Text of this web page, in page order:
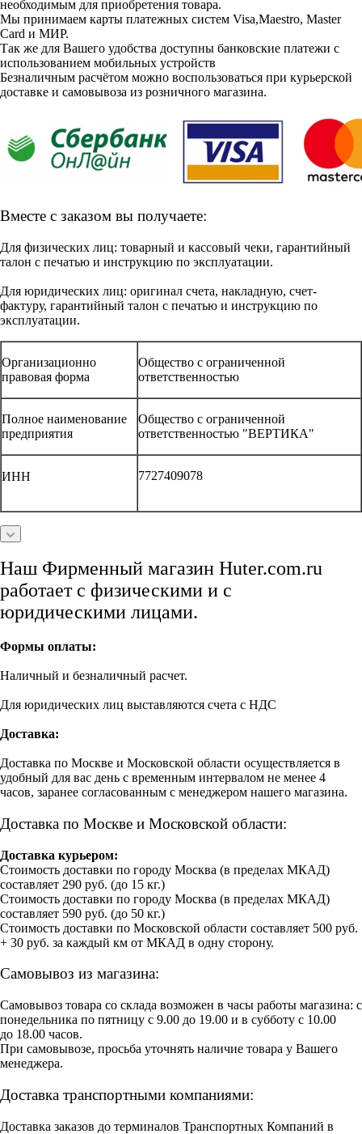
необходимым для приобретения товара.
Мы принимаем карты платежных систем Visa,Maestro, Master
Card и МИР.
Так же для Вашего удобства доступны банковские платежи с
использованием мобильных устройств
Безналичным расчётом можно воспользоваться при курьерской
доставке и самовывоза из розничного магазина.
Вместе с заказом вы получаете:
Для физических лиц: товарный и кассовый чеки, гарантийный
талон с печатью и инструкцию по эксплуатации.
Для юридических лиц: оригинал счета, накладную, счет-
фактуру, гарантийный талон с печатью и инструкцию по
эксплуатации.
Организационно
правовая форма
Общество с ограниченной
ответственностью
Полное наименование
предприятия
Общество с ограниченной
ответственностью "ВЕРТИКА"
ИНН 7727409078
Наш Фирменный магазин Huter.com.ru
работает с физическими и с
юридическими лицами.
Формы оплаты:
Наличный и безналичный расчет.
Для юридических лиц выставляются счета с НДС
Доставка:
Доставка по Москве и Московской области осуществляется в
удобный для вас день с временным интервалом не менее 4
часов, заранее согласованным с менеджером нашего магазина.
Доставка по Москве и Московской области:
Доставка курьером:
Стоимость доставки по городу Москва (в пределах МКАД)
составляет 290 руб. (до 15 кг.)
Стоимость доставки по городу Москва (в пределах МКАД)
составляет 590 руб. (до 50 кг.)
Стоимость доставки по Московской области составляет 500 руб.
+ 30 руб. за каждый км от МКАД в одну сторону.
Самовывоз из магазина:
Самовывоз товара со склада возможен в часы работы магазина: с
понедельника по пятницу с 9.00 до 19.00 и в субботу с 10.00
до 18.00 часов.
При самовывозе, просьба уточнять наличие товара у Вашего
менеджера.
Доставка транспортными компаниями:
Доставка заказов до терминалов Транспортных Компаний в